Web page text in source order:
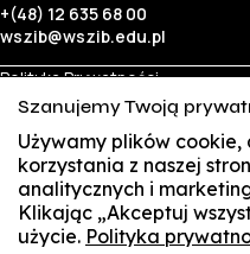
+(48) 12 635 68 00
wszib@wszib.edu.pl
Polityka Prywatności
RODO
Identyfikacja wizualna
Biznes
Wynajem sal
Targi pracy
Szanujemy Twoją
Używamy plików
korzystania z naszej
analitycznych i
Klikając „Akceptuj
użycie. Polityka